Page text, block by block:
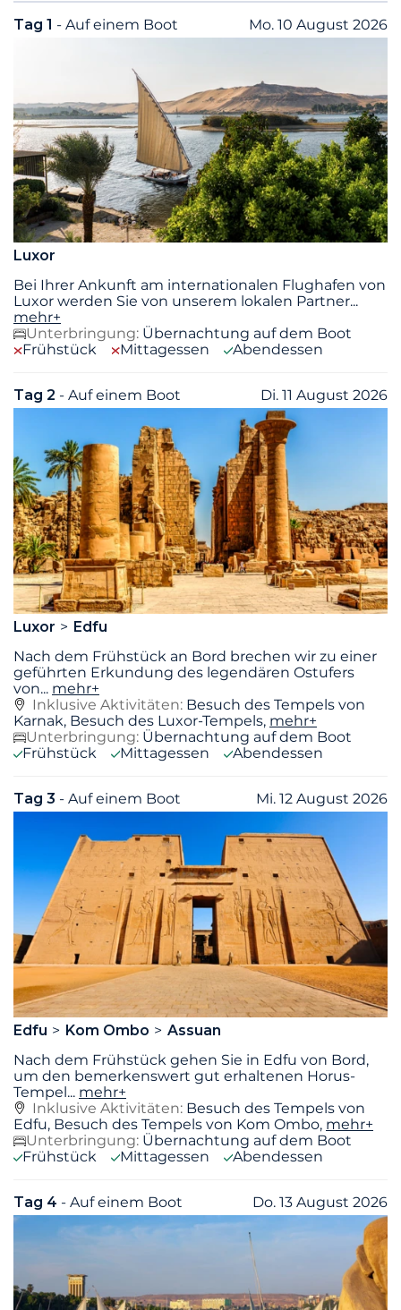
Tag 1 - Auf einem Boot Mo. 10 August 2026
Luxor
Bei Ihrer Ankunft am internationalen Flughafen von
Luxor werden Sie von unserem lokalen Partner...
mehr+
Unterbringung: Übernachtung auf dem Boot
Frühstück
Mittagessen Abendessen
Tag 2 - Auf einem Boot Di. 11 August 2026
Luxor
Edfu
Nach dem Frühstück an Bord brechen wir zu einer
geführten Erkundung des legendären Ostufers
von... mehr+
Inklusive Aktivitäten: Besuch des Tempels von
Karnak, Besuch des Luxor-Tempels, mehr+
Unterbringung: Übernachtung auf dem Boot
Frühstück
Mittagessen Abendessen
Tag 3 - Auf einem Boot Mi. 12 August 2026
Edfu Kom Ombo
Assuan
Nach dem Frühstück gehen Sie in Edfu von Bord,
um den bemerkenswert gut erhaltenen Horus-
Tempel... mehr+
Inklusive Aktivitäten: Besuch des Tempels von
Edfu, Besuch des Tempels von Kom Ombo, mehr+
Unterbringung: Übernachtung auf dem Boot
Frühstück
Mittagessen Abendessen
Tag 4 - Auf einem Boot Do. 13 August 2026